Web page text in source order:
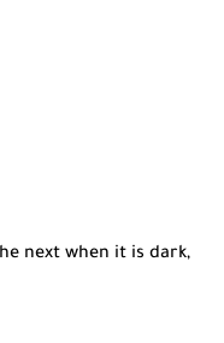
next when it is dark,